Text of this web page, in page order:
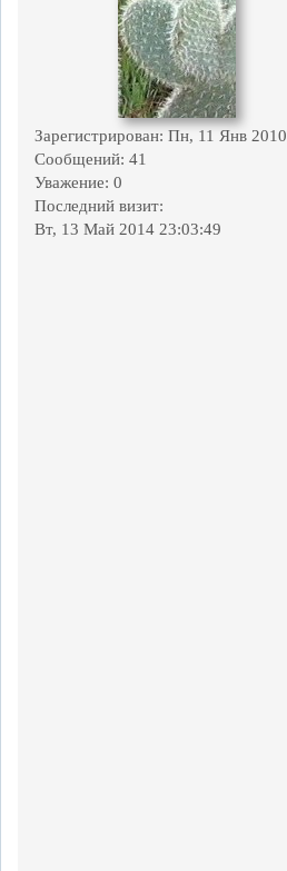
Зарегистрирован: Пн, 11 Янв 2010
Сообщений: 41
Уважение: 0
Последний визит:
Вт, 13 Май 2014 23:03:49